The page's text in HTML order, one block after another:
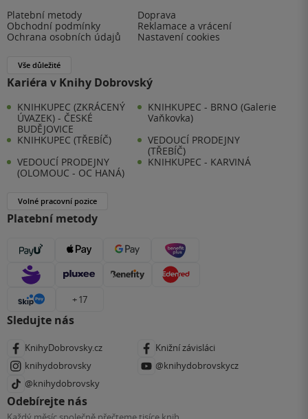
Platební metody
Doprava
Obchodní podmínky
Reklamace a vrácení
Ochrana osobních údajů
Nastavení cookies
Vše důležité
Kariéra v Knihy Dobrovský
KNIHKUPEC (ZKRÁCENÝ
ÚVAZEK) - ČESKÉ
BUDĚJOVICE
KNIHKUPEC - BRNO (Galerie
Vaňkovka)
KNIHKUPEC (TŘEBÍČ)
VEDOUCÍ PRODEJNY
(TŘEBÍČ)
VEDOUCÍ PRODEJNY
(OLOMOUC - OC HANÁ)
KNIHKUPEC - KARVINÁ
Volné pracovní pozice
Platební metody
+ 17
Sledujte nás
KnihyDobrovsky.cz
Knižní závisláci
knihydobrovsky
@knihydobrovskycz
@knihydobrovsky
Odebírejte nás